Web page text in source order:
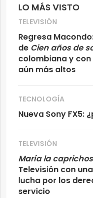
LO MÁS VISTO
TELEVISIÓN
Regresa
de Cien años de
colombiana y
aún más altos
TECNOLOGÍA
Nueva Sony FX5:
TELEVISIÓN
María la
Televisión con
lucha por los
servicio